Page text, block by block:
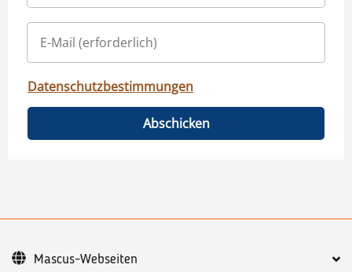
Datenschutzbestimmungen
Abschicken
Mascus-Webseiten